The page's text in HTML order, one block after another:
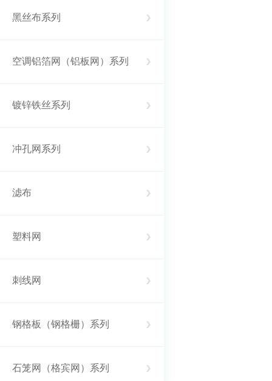
黑丝布系列
空调铝箔网（铝板网）系列
镀锌铁丝系列
冲孔网系列
滤布
塑料网
刺线网
钢格板（钢格栅）系列
石笼网（格宾网）系列